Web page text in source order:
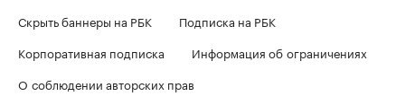
Скрыть баннеры на РБК
Подписка на РБК
Корпоративная подписка
Информация об ограничениях
О соблюдении авторских прав